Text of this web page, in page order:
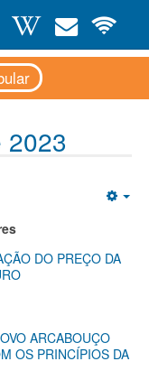
2023
DO PREÇO DA
ARCABOUÇO
OS PRINCÍPIOS DA